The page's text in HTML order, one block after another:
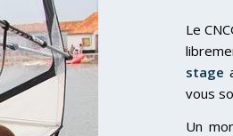
Le
stage
vous
Un